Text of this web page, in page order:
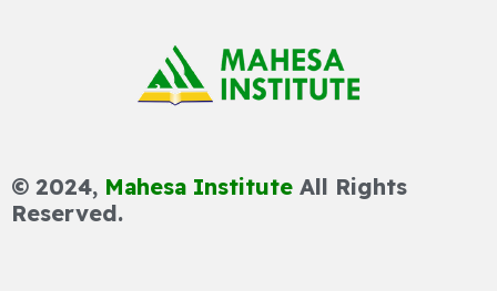
© 2024, Mahesa Institute All Rights
Reserved.